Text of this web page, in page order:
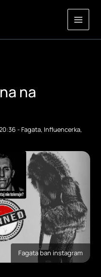
na
-Fagata, Influencerka,
Fagata ban instagram